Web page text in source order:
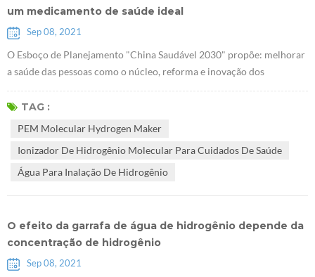
um medicamento de saúde ideal
Sep 08, 2021
O Esboço de Planejamento "China Saudável 2030" propõe: melhorar
a saúde das pessoas como o núcleo, reforma e inovação dos
mecanismos institucionais como força motriz, e focar na
popularização da vida saudável, otimizando os serviços de saúde,
saúde começou com a medi...
TAG :
PEM Molecular Hydrogen Maker
Ionizador De Hidrogênio Molecular Para Cuidados De Saúde
Água Para Inalação De Hidrogênio
O efeito da garrafa de água de hidrogênio depende da
concentração de hidrogênio
Sep 08, 2021